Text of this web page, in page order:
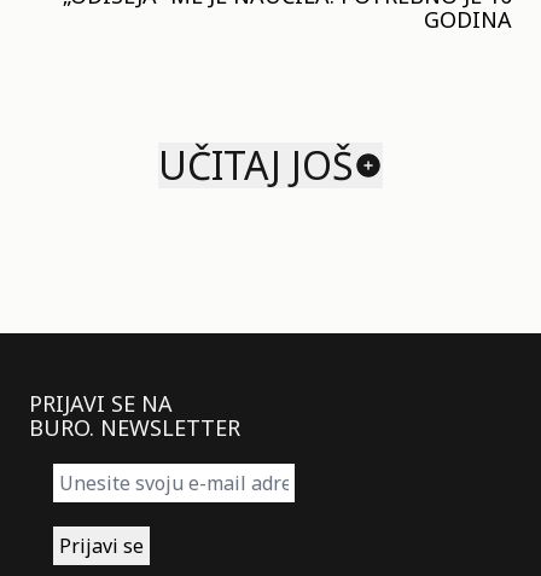
GODINA
UČITAJ JOŠ
PRIJAVI SE NA
BURO. NEWSLETTER